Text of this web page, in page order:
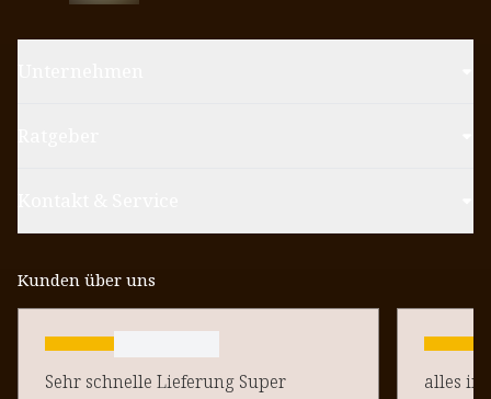
Kunden über uns
Sehr schnelle Lieferung Super
alles in